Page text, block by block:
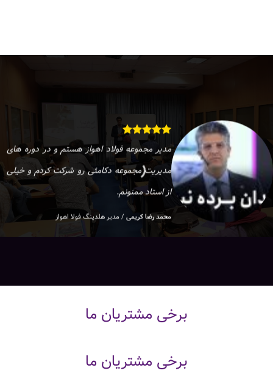
مدیر مجموعه فولاد اهواز هستم و در دوره های
مدیریت مجموعه دکامئی رو شرکت کردم و خیلی
از استاد ممنونم.
محمد رضا کریمی / مدیر هلدینگ فولا اهواز
برخی مشتریان ما
برخی مشتریان ما